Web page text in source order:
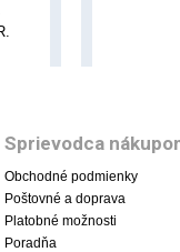
Sprievodca
Obchodné podmienky
Poštovné a doprava
Platobné možnosti
Poradňa